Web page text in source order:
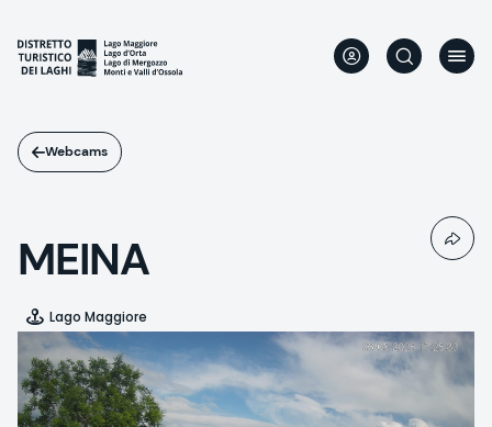
Inhalt
Webcams
MEINA
Lago Maggiore